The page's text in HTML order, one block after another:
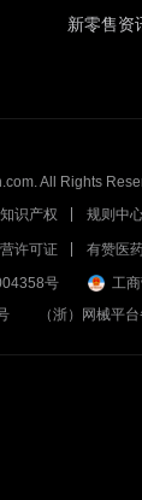
新零售资
All Rights
知识产权 规则中
许可证 有赞医
号
工
（浙）网械平